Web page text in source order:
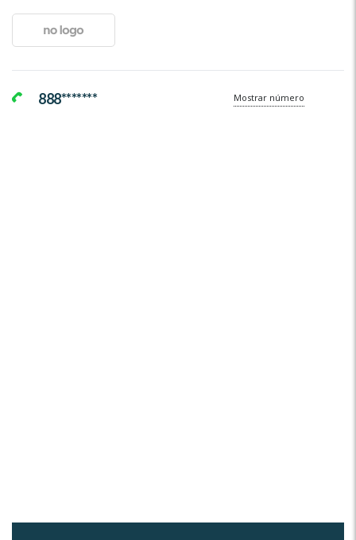
888******* Mostrar número